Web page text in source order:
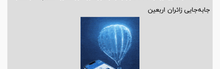
جابه‌جایی زائران اربعین